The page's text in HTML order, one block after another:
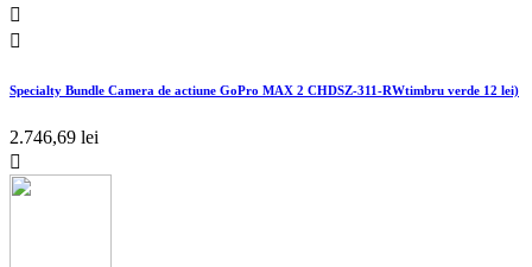


Specialty Bundle Camera de actiune GoPro MAX 2 CHDSZ-311-RWtimbru verde 12 lei)
2.746,69 lei
